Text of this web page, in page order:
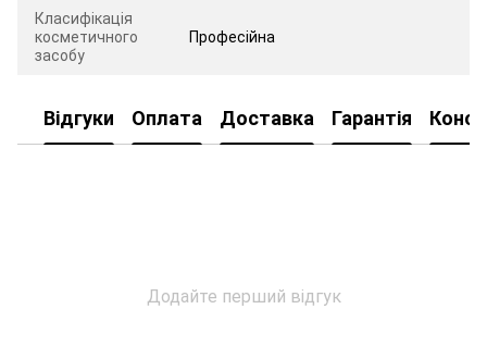
Класифікація
косметичного
засобу
Професійна
Відгуки Оплата Доставка Гарантія
Додайте перший відгук